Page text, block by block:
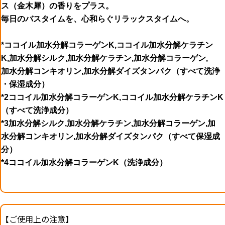
ス（金木犀）の香りをプラス。
毎日のバスタイムを、心和らぐリラックスタイムへ。
*ココイル加水分解コラーゲンK,ココイル加水分解ケラチン
K,加水分解シルク,加水分解ケラチン,加水分解コラーゲン,
加水分解コンキオリン,加水分解ダイズタンパク（すべて洗浄
・保湿成分）
*2ココイル加水分解コラーゲンK,ココイル加水分解ケラチンK
（すべて洗浄成分）
*3加水分解シルク,加水分解ケラチン,加水分解コラーゲン,加
水分解コンキオリン,加水分解ダイズタンパク（すべて保湿成
分）
*4ココイル加水分解コラーゲンK（洗浄成分）
【ご使用上の注意】